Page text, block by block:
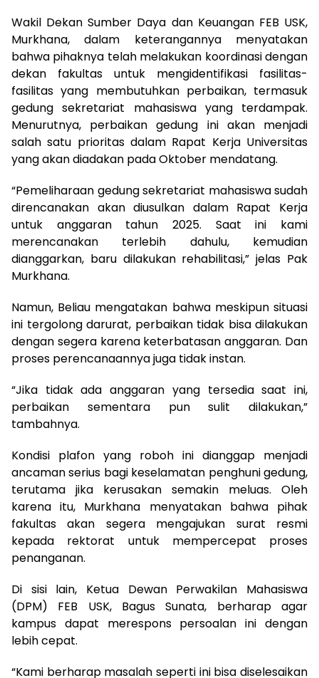
Wakil Dekan Sumber Daya dan Keuangan FEB USK,
Murkhana, dalam keterangannya menyatakan
bahwa pihaknya telah melakukan koordinasi dengan
dekan fakultas untuk mengidentifikasi fasilitas-
fasilitas yang membutuhkan perbaikan, termasuk
gedung sekretariat mahasiswa yang terdampak.
Menurutnya, perbaikan gedung ini akan menjadi
salah satu prioritas dalam Rapat Kerja Universitas
yang akan diadakan pada Oktober mendatang.
“Pemeliharaan gedung sekretariat mahasiswa sudah
direncanakan akan diusulkan dalam Rapat Kerja
untuk anggaran tahun 2025. Saat ini kami
merencanakan terlebih dahulu, kemudian
dianggarkan, baru dilakukan rehabilitasi,” jelas Pak
Murkhana.
Namun, Beliau mengatakan bahwa meskipun situasi
ini tergolong darurat, perbaikan tidak bisa dilakukan
dengan segera karena keterbatasan anggaran. Dan
proses perencanaannya juga tidak instan.
“Jika tidak ada anggaran yang tersedia saat ini,
perbaikan sementara pun sulit dilakukan,”
tambahnya.
Kondisi plafon yang roboh ini dianggap menjadi
ancaman serius bagi keselamatan penghuni gedung,
terutama jika kerusakan semakin meluas. Oleh
karena itu, Murkhana menyatakan bahwa pihak
fakultas akan segera mengajukan surat resmi
kepada rektorat untuk mempercepat proses
penanganan.
Di sisi lain, Ketua Dewan Perwakilan Mahasiswa
(DPM) FEB USK, Bagus Sunata, berharap agar
kampus dapat merespons persoalan ini dengan
lebih cepat.
“Kami berharap masalah seperti ini bisa diselesaikan